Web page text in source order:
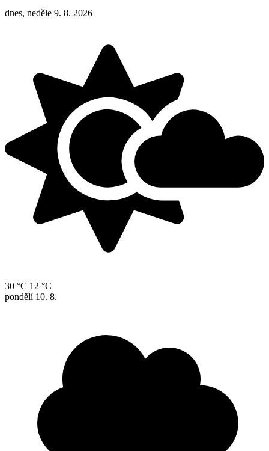
dnes, neděle 9. 8. 2026
30 °C 12 °C
pondělí 10. 8.